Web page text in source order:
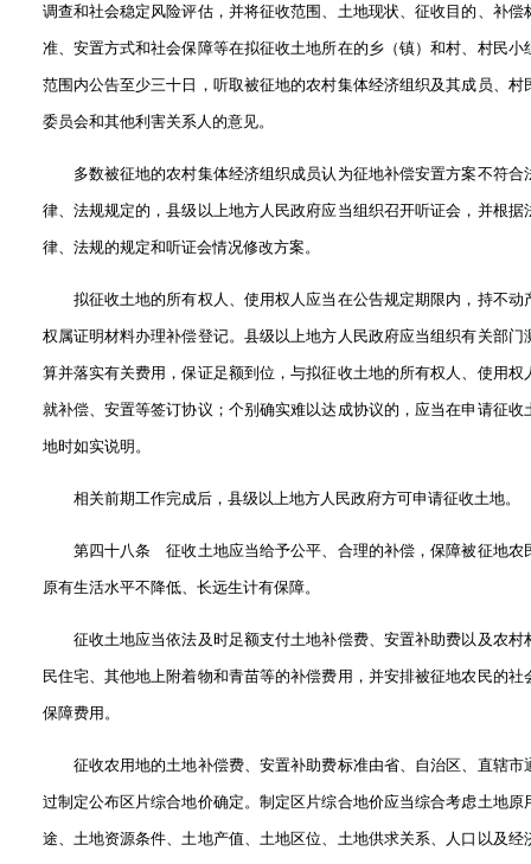
调查和社会稳定风险评估，并将征收范围、土地现状、征收目的、补偿
准、安置方式和社会保障等在拟征收土地所在的乡（镇）和村、村民小
范围内公告至少三十日，听取被征地的农村集体经济组织及其成员、村
委员会和其他利害关系人的意见。
多数被征地的农村集体经济组织成员认为征地补偿安置方案不符合
律、法规规定的，县级以上地方人民政府应当组织召开听证会，并根据
律、法规的规定和听证会情况修改方案。
拟征收土地的所有权人、使用权人应当在公告规定期限内，持不动
权属证明材料办理补偿登记。县级以上地方人民政府应当组织有关部门
算并落实有关费用，保证足额到位，与拟征收土地的所有权人、使用权
就补偿、安置等签订协议；个别确实难以达成协议的，应当在申请征收
地时如实说明。
相关前期工作完成后，县级以上地方人民政府方可申请征收土地。
第四十八条 征收土地应当给予公平、合理的补偿，保障被征地农
原有生活水平不降低、长远生计有保障。
征收土地应当依法及时足额支付土地补偿费、安置补助费以及农村
民住宅、其他地上附着物和青苗等的补偿费用，并安排被征地农民的社
保障费用。
征收农用地的土地补偿费、安置补助费标准由省、自治区、直辖市
过制定公布区片综合地价确定。制定区片综合地价应当综合考虑土地原
途、土地资源条件、土地产值、土地区位、土地供求关系、人口以及经